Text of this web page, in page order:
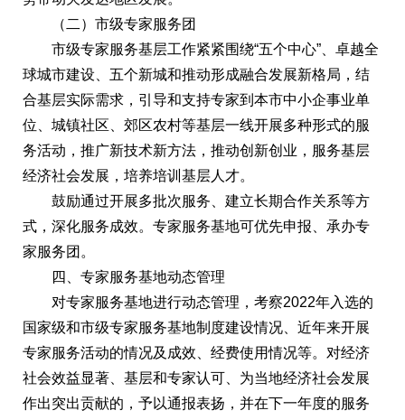
（二）市级专家服务团
市级专家服务基层工作紧紧围绕“五个中心”、卓越全
球城市建设、五个新城和推动形成融合发展新格局，结
合基层实际需求，引导和支持专家到本市中小企事业单
位、城镇社区、郊区农村等基层一线开展多种形式的服
务活动，推广新技术新方法，推动创新创业，服务基层
经济社会发展，培养培训基层人才。
鼓励通过开展多批次服务、建立长期合作关系等方
式，深化服务成效。专家服务基地可优先申报、承办专
家服务团。
四、专家服务基地动态管理
对专家服务基地进行动态管理，考察2022年入选的
国家级和市级专家服务基地制度建设情况、近年来开展
专家服务活动的情况及成效、经费使用情况等。对经济
社会效益显著、基层和专家认可、为当地经济社会发展
作出突出贡献的，予以通报表扬，并在下一年度的服务